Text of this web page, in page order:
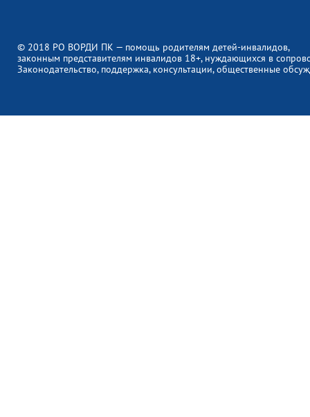
© 2018 РО ВОРДИ ПК — помощь родителям детей-инвалидов,
законным представителям инвалидов 18+, нуждающихся в
Законодательство, поддержка, консультации, общественные